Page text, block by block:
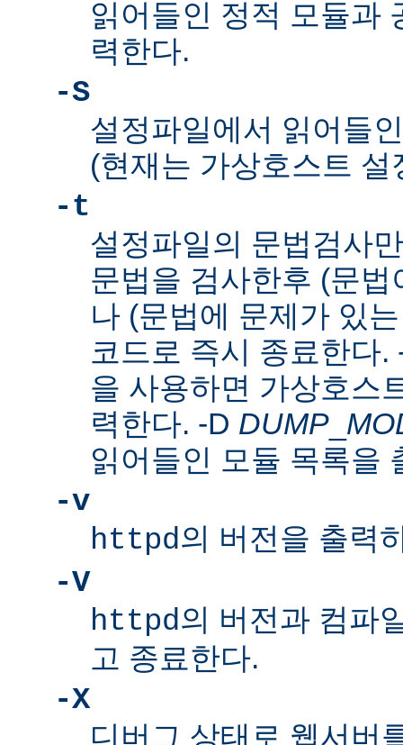
읽어들인 정적 모듈과
력한다.
-S
설정파일에서 읽어들
(현재는 가상호스트
-t
설정파일의 문법검사
문법을 검사한후 (문
나 (문법에 문제가 있
코드로 즉시 종료한다
을 사용하면 가상호스
력한다. -D DUMP
읽어들인 모듈 목록을
-v
httpd의 버전을 출력
-V
httpd의 버전과 컴파
고 종료한다.
-X
디버그 상태로 웹서버